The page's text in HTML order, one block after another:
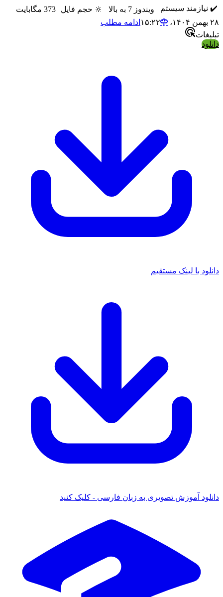
سیستم
ویندوز 7 به بالا 🔆 حجم فایل 373 مگابایت
ادامه مطلب
با لینک مستقیم
آموزش تصویری به زبان فارسی - کلیک کنید